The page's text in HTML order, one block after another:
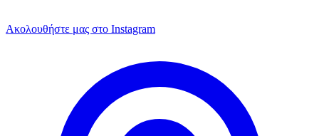
Ακολουθήστε μας στο Instagram